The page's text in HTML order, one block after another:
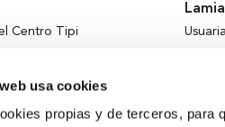
usa cookies
propias y de terceros, para
Centro Tipi